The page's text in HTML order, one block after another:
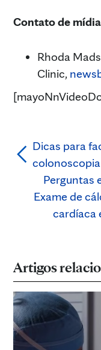
Contato de
Rhoda
Clinic,
Dicas para
colonoscopia
Perguntas
Exame de
cardíaca
Artigos